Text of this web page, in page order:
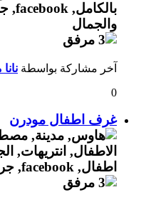
آخر مشاركة بواسطة
0
غرف اطفال مودرن